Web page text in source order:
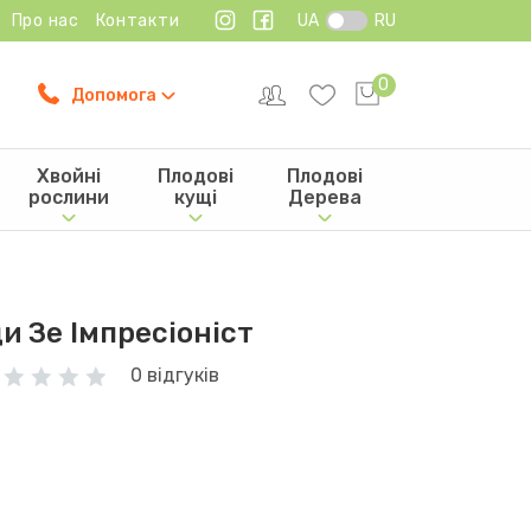
Про нас Контакти UA RU
Допомога
0
Хвойні
рослини
Плодові
кущі
Плодові
Дерева
Зе Імпресіоніст
0 відгуків